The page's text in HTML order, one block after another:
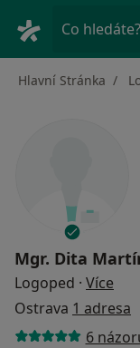
Co hledáte?
Hlavní Stránka
Mgr. Dita
Logoped · Více
Ostrava 1 adresa
6